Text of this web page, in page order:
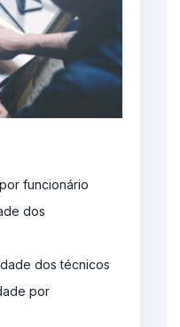
funcionário
dos
dos técnicos
por